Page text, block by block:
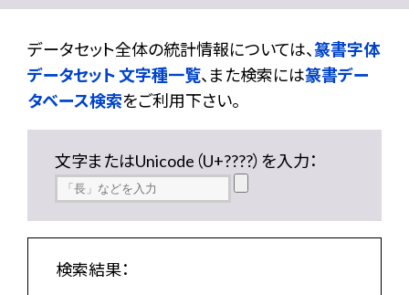
データセット全体の統計情報については、篆書字体
データセット 文字種一覧、また検索には篆書デー
タベース検索をご利用下さい。
文字またはUnicode（U+????）を入力：
検索結果：